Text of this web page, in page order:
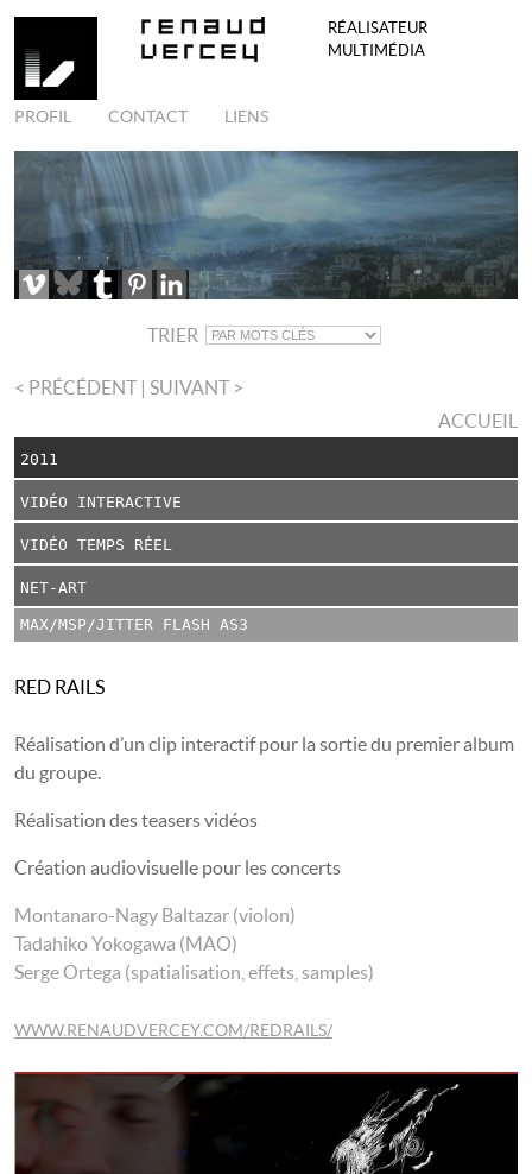
RÉALISATEUR
MULTIMÉDIA
PROFIL CONTACT LIENS
TRIER
< PRÉCÉDENT | SUIVANT >
ACCUEIL
2011
VIDÉO INTERACTIVE
VIDÉO TEMPS RÉEL
NET-ART
MAX/MSP/JITTER FLASH AS3
RED RAILS
Réalisation d’un clip interactif pour la sortie du premier album
du groupe.
Réalisation des teasers vidéos
Création audiovisuelle pour les concerts
Montanaro-Nagy Baltazar (violon)
Tadahiko Yokogawa (MAO)
Serge Ortega (spatialisation, effets, samples)
WWW.RENAUDVERCEY.COM/REDRAILS/